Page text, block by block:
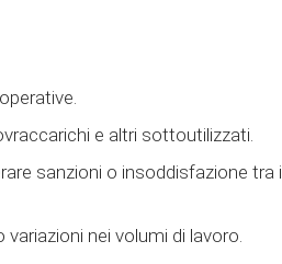
e altri sottoutilizzati.
sanzioni o insoddisfazione tra i
nei volumi di lavoro.